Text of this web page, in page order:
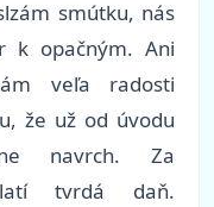
smútku, nás
k opačným. Ani
veľa radosti
že už od úvodu
navrch. Za
tvrdá daň.